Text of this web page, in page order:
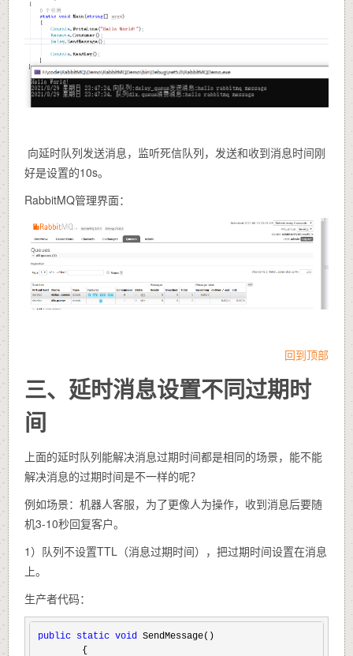
向延时队列发送消息，监听死信队列，发送和收到消息时间刚
好是设置的10s。
RabbitMQ管理界面：
回到顶部
三、延时消息设置不同过期时
间
上面的延时队列能解决消息过期时间都是相同的场景，能不能
解决消息的过期时间是不一样的呢？
例如场景：机器人客服，为了更像人为操作，收到消息后要随
机3-10秒回复客户。
1）队列不设置TTL（消息过期时间），把过期时间设置在消息
上。
生产者代码：
public static void SendMessage()
        {